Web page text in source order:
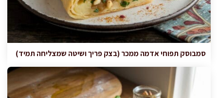
סמבוסק תפוחי אדמה ממכר (בצק פריך ושיטה שמצליחה תמיד)